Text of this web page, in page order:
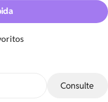
Consulte